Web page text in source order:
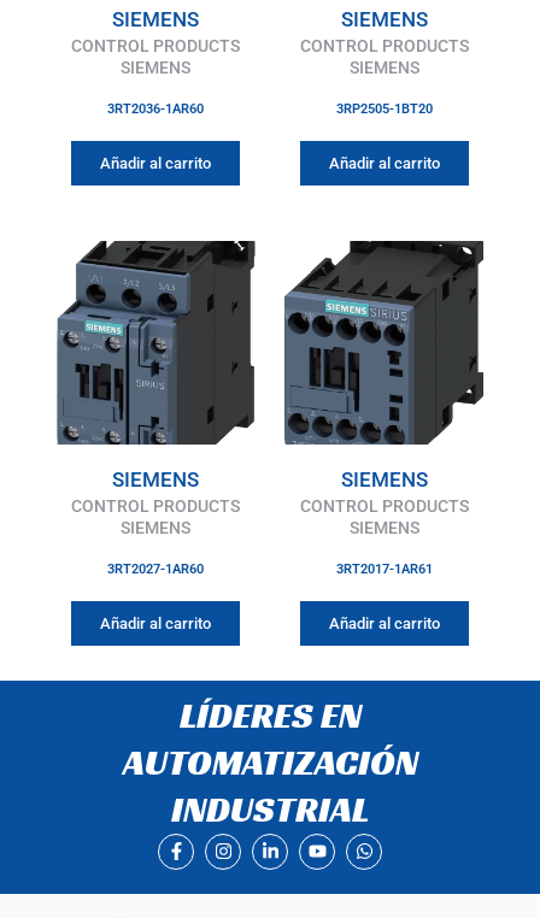
SIEMENS
CONTROL PRODUCTS
SIEMENS
3RT2036-1AR60
Añadir al carrito
SIEMENS
CONTROL PRODUCTS
SIEMENS
3RP2505-1BT20
Añadir al carrito
SIEMENS
CONTROL PRODUCTS
SIEMENS
3RT2027-1AR60
Añadir al carrito
SIEMENS
CONTROL PRODUCTS
SIEMENS
3RT2017-1AR61
Añadir al carrito
LÍDERES EN
AUTOMATIZACIÓN
INDUSTRIAL
F
a
c
e
I
n
s
t
L
i
n
k
Y
o
u
t
W
h
a
t